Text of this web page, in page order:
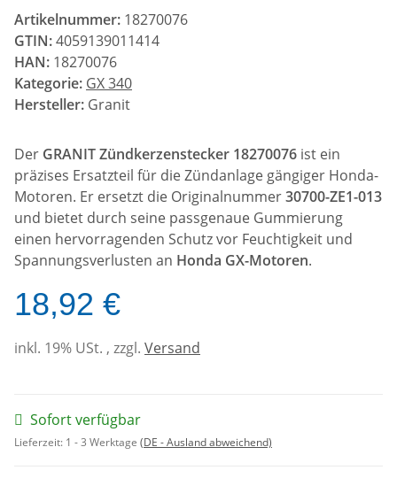
Artikelnummer: 18270076
GTIN:4059139011414
HAN: 18270076
Kategorie: GX 340
Hersteller: Granit
Der GRANIT Zündkerzenstecker 18270076 ist ein
präzises Ersatzteil für die Zündanlage gängiger Honda-
Motoren. Er ersetzt die Originalnummer30700-ZE1-013
und bietet durch seine passgenaue Gummierung
einen hervorragenden Schutz vor Feuchtigkeit und
Spannungsverlusten an Honda GX-Motoren.
18,92 €
inkl. 19% USt. , zzgl. Versand
Sofort verfügbar
Lieferzeit: 1 - 3 Werktage (DE - Ausland abweichend)